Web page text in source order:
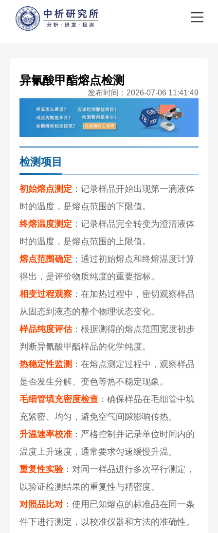
异氰酸甲酯熔点检测
发布时间：2026-07-06 11:41:49
检测项目
初始熔点测定 ：记录样品开始出现第一滴液体
时的温度，是熔点范围的下限值。
终熔温度测定 ：记录样品完全转变为澄清液体
时的温度，是熔点范围的上限值。
熔点范围确定 ：通过初始熔点和终熔温度计算
得出，是评价物质纯度的重要指标。
相变过程观察 ：在加热过程中，密切观察样品
从固态到液态的整个物理状态变化。
样品纯度评估：根据测得的熔点范围宽度初步
判断异氰酸甲酯样品的化学纯度。
热稳定性监测 ：在熔点测定过程中，观察样品
是否发生分解、变色等热不稳定现象。
毛细管填充密度检查 ：确保样品在毛细管中填
充紧密、均匀，避免空气间隙影响传热。
升温速率校准 ：严格控制并记录单位时间内的
温度上升速度，通常要求匀速缓慢升温。
重复性实验：对同一样品进行多次平行测定，
以验证检测结果的重复性与精密度。
对照品比对 ：使用已知熔点的标准品在同一条
件下进行测定，以校准仪器和方法的准确性。